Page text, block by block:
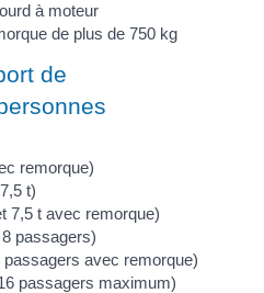
à moteur
de plus de 750 kg
de
remorque)
t)
7,5 t avec remorque)
passagers)
avec remorque)
passagers maximum)